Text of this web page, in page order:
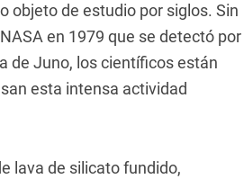
objeto de estudio por siglos. Sin
en 1979 que se detectó por
de Juno, los científicos están
esta intensa actividad
lava de silicato fundido,